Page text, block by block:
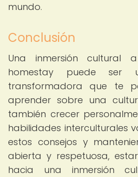
mundo.
Conclusión
Una inmersión cultural
homestay puede ser
transformadora que te
aprender sobre una
también crecer
habilidades interculturales
estos consejos y
abierta y respetuosa,
hacia una inmersión